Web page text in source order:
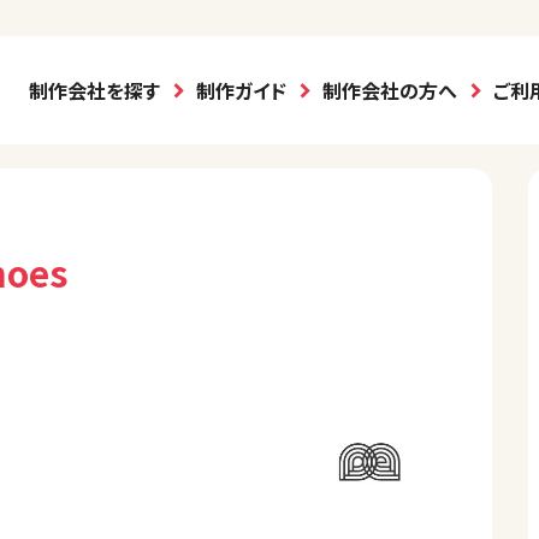
制作会社を探す 制作ガイド 制作会社の方へ ご利